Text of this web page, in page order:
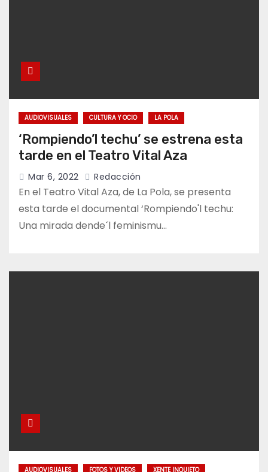
AUDIOVISUALES CULTURA Y OCIO LA POLA
‘Rompiendo’l techu’ se estrena esta
tarde en el Teatro Vital Aza
Mar 6, 2022 Redacción
En el Teatro Vital Aza, de La Pola, se presenta
esta tarde el documental ‘Rompiendo'l techu:
Una mirada dende´l feminismu…
AUDIOVISUALES FOTOS Y VIDEOS XENTE INQUIETO